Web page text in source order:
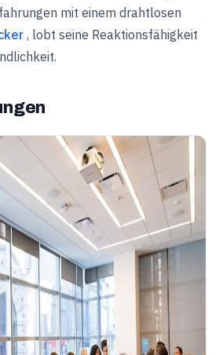
mit einem drahtlosen
, lobt seine Reaktionsfähigkeit